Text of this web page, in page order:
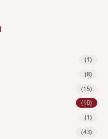
(1)
(8)
(15)
(10)
(1)
(43)